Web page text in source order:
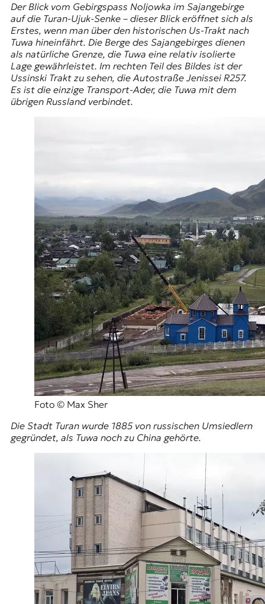
Der Blick vom Gebirgspass Noljowka im Sajangebirge
auf die Turan-Ujuk-Senke – dieser Blick eröffnet sich als
Erstes, wenn man über den historischen Us-Trakt nach
Tuwa hineinfährt. Die Berge des Sajangebirges dienen
als natürliche Grenze, die Tuwa eine relativ isolierte
Lage gewährleistet. Im rechten Teil des Bildes ist der
Ussinski Trakt zu sehen, die Autostraße Jenissei R257.
Es ist die einzige Transport-Ader, die Tuwa mit dem
übrigen Russland verbindet.
Foto © Max Sher
Die Stadt Turan wurde 1885 von russischen Umsiedlern
gegründet, als Tuwa noch zu China gehörte.